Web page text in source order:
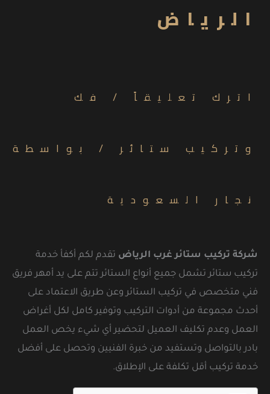
الرياض
اترك تعليقاً / فك
وتركيب ستائر / بواسطة
نجار السعودية
شركة تركيب ستائر غرب الرياض تقدم لكم أكفأ خدمة
تركيب ستائر تشمل جميع أنواع الستائر تتم على يد أمهر فريق
فني متخصص في تركيب الستائر وعن طريق الاعتماد على
أحدث مجموعة من أدوات التركيب وتوفير كامل لكل أغراض
العمل وعدم تكليف العميل لتحضير أي شيء يخص العمل
بادر بالتواصل وتستفيد من خبرة الفنيين وتحصل على أفضل
خدمة تركيب أقل تكلفة على الإطلاق.